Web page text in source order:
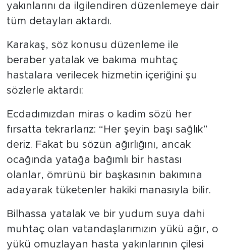
yakınlarını da ilgilendiren düzenlemeye dair
tüm detayları aktardı.
Karakaş, söz konusu düzenleme ile
beraber yatalak ve bakıma muhtaç
hastalara verilecek hizmetin içeriğini şu
sözlerle aktardı:
Ecdadımızdan miras o kadim sözü her
fırsatta tekrarlarız: “Her şeyin başı sağlık”
deriz. Fakat bu sözün ağırlığını, ancak
ocağında yatağa bağımlı bir hastası
olanlar, ömrünü bir başkasının bakımına
adayarak tüketenler hakiki manasıyla bilir.
Bilhassa yatalak ve bir yudum suya dahi
muhtaç olan vatandaşlarımızın yükü ağır, o
yükü omuzlayan hasta yakınlarının çilesi